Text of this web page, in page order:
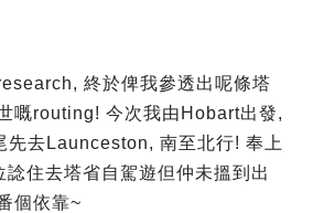
終於俾我參透出呢條塔
嘅routing! 今次我由Hobart出發,
先去Launceston, 南至北行! 奉上
住去塔省自駕遊但仲未搵到出
個依靠~